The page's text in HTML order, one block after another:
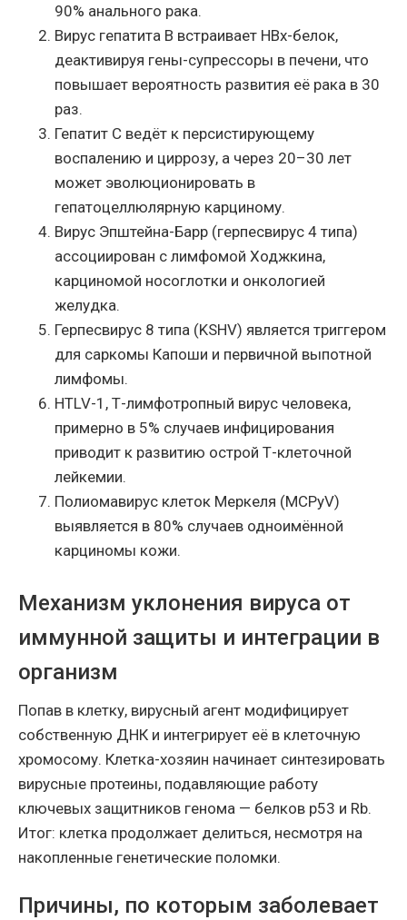
90% анального рака.
Вирус гепатита B встраивает HBx-белок,
деактивируя гены-супрессоры в печени, что
повышает вероятность развития её рака в 30
раз.
Гепатит C ведёт к персистирующему
воспалению и циррозу, а через 20–30 лет
может эволюционировать в
гепатоцеллюлярную карциному.
Вирус Эпштейна-Барр (герпесвирус 4 типа)
ассоциирован с лимфомой Ходжкина,
карциномой носоглотки и онкологией
желудка.
Герпесвирус 8 типа (KSHV) является триггером
для саркомы Капоши и первичной выпотной
лимфомы.
HTLV-1, Т-лимфотропный вирус человека,
примерно в 5% случаев инфицирования
приводит к развитию острой Т-клеточной
лейкемии.
Полиомавирус клеток Меркеля (MCPyV)
выявляется в 80% случаев одноимённой
карциномы кожи.
Механизм уклонения вируса от
иммунной защиты и интеграции в
организм
Попав в клетку, вирусный агент модифицирует
собственную ДНК и интегрирует её в клеточную
хромосому. Клетка-хозяин начинает синтезировать
вирусные протеины, подавляющие работу
ключевых защитников генома — белков p53 и Rb.
Итог: клетка продолжает делиться, несмотря на
накопленные генетические поломки.
Причины, по которым заболевает